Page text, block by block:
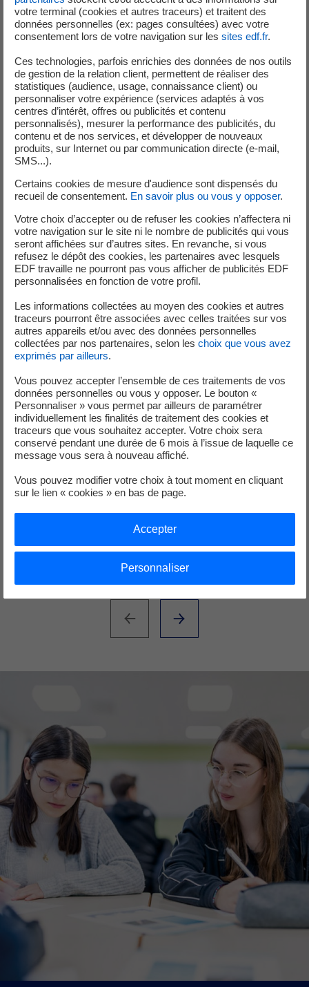
Cycle 4
Des documents pour préparer votre
atelier
Vidéo
La gestion de l’eau chez EDF
EDF gère 75 % de l'eau douce stockée en France pour
l'électricité - Les éclaireurs.
votre terminal (cookies et autres traceurs) et traitent des
données personnelles (ex: pages consultées) avec votre
consentement lors de votre navigation sur les sites edf.fr.
Ces technologies, parfois enrichies des données de nos outils
de gestion de la relation client, permettent de réaliser des
statistiques (audience, usage, connaissance client) ou
personnaliser votre expérience (services adaptés à vos
centres d’intérêt, offres ou publicités et contenu
personnalisés), mesurer la performance des publicités, du
contenu et de nos services, et développer de nouveaux
produits, sur Internet ou par communication directe (e-mail,
SMS...).
Certains cookies de mesure d'audience sont dispensés du
recueil de consentement. En savoir plus ou vous y opposer.
Votre choix d’accepter ou de refuser les cookies n’affectera ni
votre navigation sur le site ni le nombre de publicités qui vous
seront affichées sur d’autres sites. En revanche, si vous
refusez le dépôt des cookies, les partenaires avec lesquels
EDF travaille ne pourront pas vous afficher de publicités EDF
personnalisées en fonction de votre profil.
Les informations collectées au moyen des cookies et autres
traceurs pourront être associées avec celles traitées sur vos
autres appareils et/ou avec des données personnelles
collectées par nos partenaires, selon les choix que vous avez
exprimés par ailleurs.
Vous pouvez accepter l’ensemble de ces traitements de vos
données personnelles ou vous y opposer. Le bouton «
Personnaliser » vous permet par ailleurs de paramétrer
individuellement les finalités de traitement des cookies et
traceurs que vous souhaitez accepter. Votre choix sera
conservé pendant une durée de 6 mois à l’issue de laquelle ce
message vous sera à nouveau affiché.
Vous pouvez modifier votre choix à tout moment en cliquant
sur le lien « cookies » en bas de page.
Personnaliser
Accepter